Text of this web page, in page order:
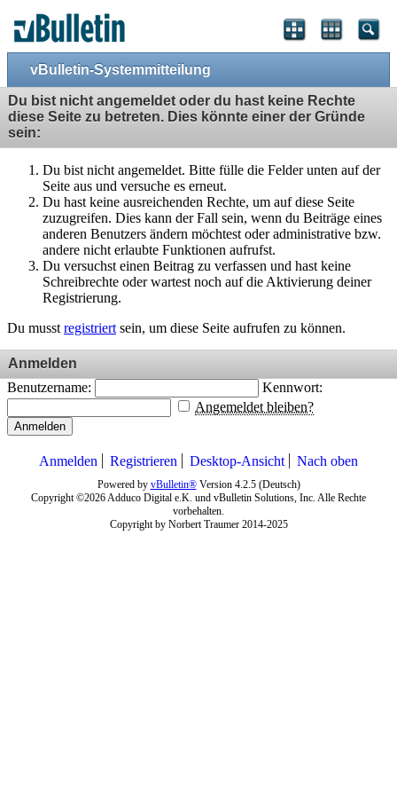
vBulletin-Systemmitteilung
Du bist nicht angemeldet oder du hast keine Rechte
diese Seite zu betreten. Dies könnte einer der Gründe
sein:
Du bist nicht angemeldet. Bitte fülle die Felder unten auf der
Seite aus und versuche es erneut.
Du hast keine ausreichenden Rechte, um auf diese Seite
zuzugreifen. Dies kann der Fall sein, wenn du Beiträge eines
anderen Benutzers ändern möchtest oder administrative bzw.
andere nicht erlaubte Funktionen aufrufst.
Du versuchst einen Beitrag zu verfassen und hast keine
Schreibrechte oder wartest noch auf die Aktivierung deiner
Registrierung.
Du musst registriert sein, um diese Seite aufrufen zu können.
Anmelden
Benutzername:
Kennwort:
Angemeldet bleiben?
Anmelden
Anmelden Registrieren Desktop-Ansicht Nach oben
Powered by vBulletin®Version 4.2.5 (Deutsch)
Copyright ©2026 Adduco Digital e.K. und vBulletin Solutions, Inc. Alle Rechte
vorbehalten.
Copyright by Norbert Traumer 2014-2025